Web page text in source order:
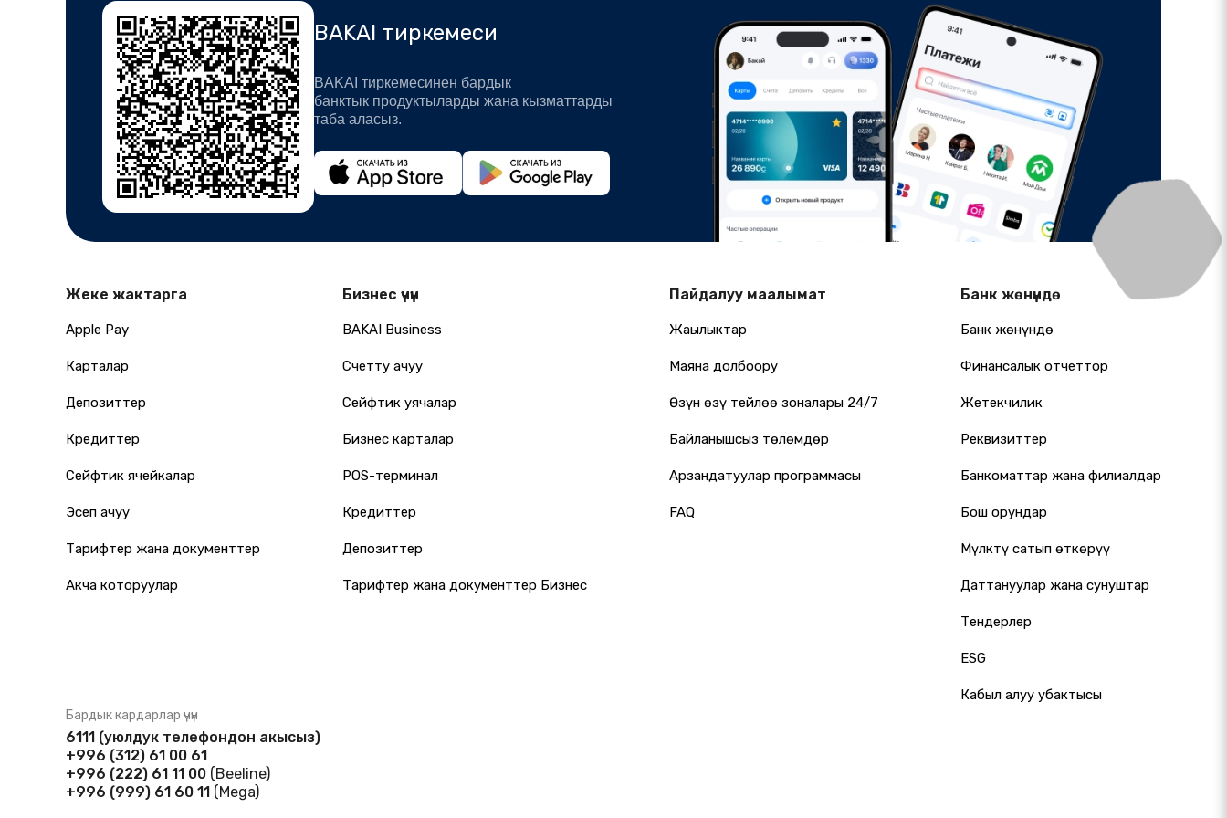
BAKAI тиркемеси
BAKAI тиркемесинен бардык
банктык продуктыларды жана кызматтарды
таба аласыз.
Жеке жактарга
Apple Pay
Карталар
Депозиттер
Кредиттер
Сейфтик ячейкалар
Эсеп ачуу
Тарифтер жана документтер
Акча которуулар
Бизнес үчүн
BAKAI Business
Счетту ачуу
Сейфтик уячалар
Бизнес карталар
POS-терминал
Кредиттер
Депозиттер
Тарифтер жана документтер Бизнес
Пайдалуу маалымат
Жаңылыктар
Маяна долбоору
Өзүн өзү тейлөө зоналары 24/7
Байланышсыз төлөмдөр
Арзандатуулар программасы
FAQ
Банк жөнүндө
Банк жөнүндө
Финансалык отчеттор
Жетекчилик
Реквизиттер
Банкоматтар жана филиалдар
Бош орундар
Мүлктү сатып өткөрүү
Даттануулар жана сунуштар
Тендерлер
ESG
Кабыл алуу убактысы
Бардык кардарлар үчүн
6111 (уюлдук телефондон акысыз)
+996 (312) 61 00 61
​​​​​​​+996 (222) 61 11 00 (Beeline)
+996 (999) 61 60 11 (Mega)